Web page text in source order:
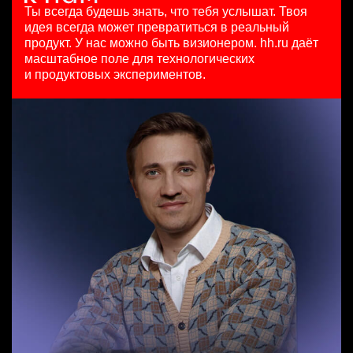
вчера
150000 ₽
Санкт-Петербург
HeadHunter::Коммерческий департамент
7200000 - 16800000 so'm
Старший специалист телемаркетинга
HeadHunter::Телефонные продажи
29 июл. 2026
з/п не указана
Москва
Младший SEO специалист
HeadHunter::Департамент маркетинга
10 июл. 2026
з/п не указана
Москва
Ты всегда будешь знать, что тебя услышат. Твоя
идея всегда может превратиться в реальный
продукт. У нас можно быть визионером. hh.ru даёт
масштабное поле для технологических
и продуктовых экспериментов.